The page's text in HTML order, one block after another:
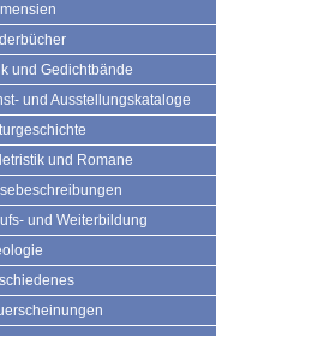
und Gedichtbände
und Ausstellungskataloge
und Romane
und Weiterbildung